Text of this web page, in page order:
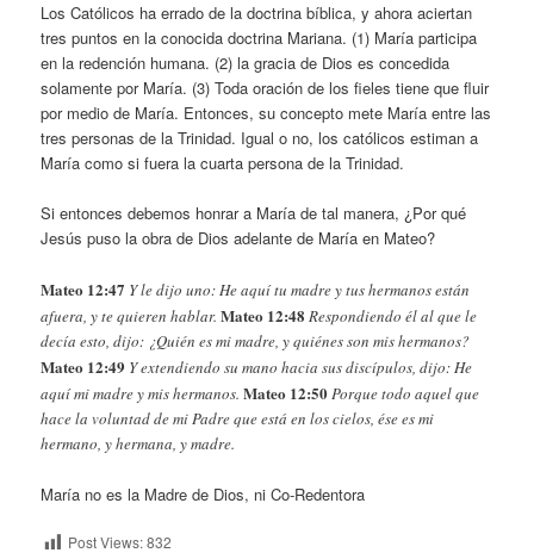
Los Católicos ha errado de la doctrina bíblica, y ahora aciertan
tres puntos en la conocida doctrina Mariana. (1) María participa
en la redención humana. (2) la gracia de Dios es concedida
solamente por María. (3) Toda oración de los fieles tiene que fluir
por medio de María. Entonces, su concepto mete María entre las
tres personas de la Trinidad. Igual o no, los católicos estiman a
María como si fuera la cuarta persona de la Trinidad.
Si entonces debemos honrar a María de tal manera, ¿Por qué
Jesús puso la obra de Dios adelante de María en Mateo?
Mateo 12:47 Y le dijo uno: He aquí tu madre y tus hermanos están
afuera, y te quieren hablar.Mateo 12:48 ​Respondiendo él al que le
decía esto, dijo: ¿Quién es mi madre, y quiénes son mis hermanos?
Mateo 12:49 Y extendiendo su mano hacia sus discípulos, dijo: He
aquí mi madre y mis hermanos.Mateo 12:50 Porque todo aquel que
hace la voluntad de mi Padre que está en los cielos, ése es mi
hermano, y hermana, y madre.
María no es la Madre de Dios, ni Co-Redentora
Post Views:832